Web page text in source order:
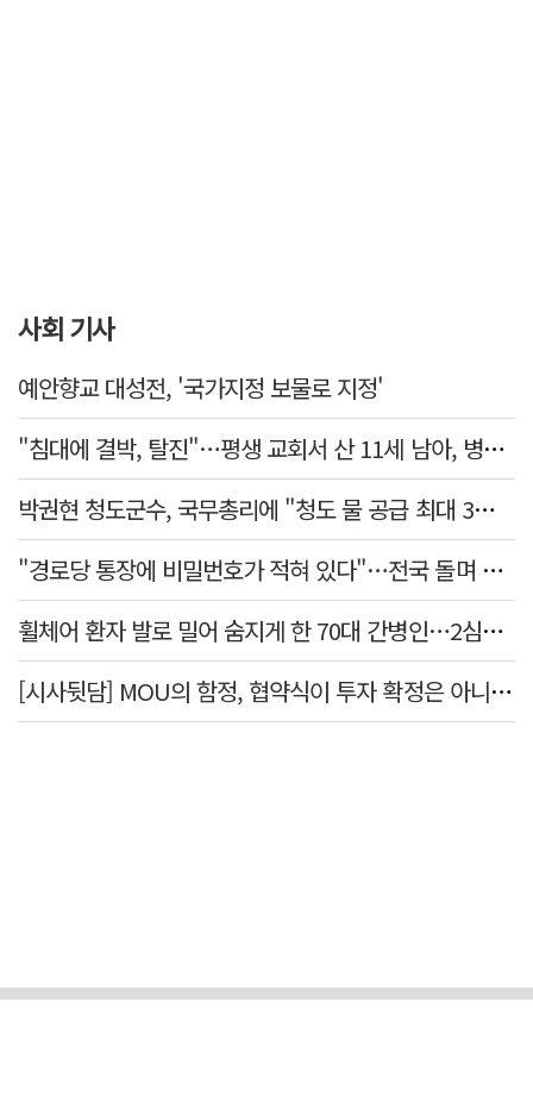
사회 기사
예안향교 대성전, '국가지정 보물로 지정'
"침대에 결박, 탈진"…평생 교회서 산 11세 남아, 병원 이송 끝 숨져
박권현 청도군수, 국무총리에 "청도 물 공급 최대 3만t 늘려달라"
"경로당 통장에 비밀번호가 적혀 있다"…전국 돌며 경로당 13곳 턴 30대 구속
휠체어 환자 발로 밀어 숨지게 한 70대 간병인…2심도 집행유예
[시사뒷담] MOU의 함정, 협약식이 투자 확정은 아니긴 해